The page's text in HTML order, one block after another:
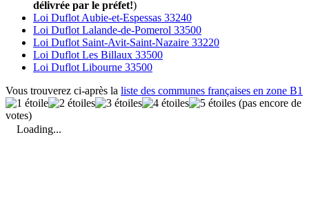
délivrée par le préfet!)
Loi Duflot Aubie-et-Espessas 33240
Loi Duflot Lalande-de-Pomerol 33500
Loi Duflot Saint-Avit-Saint-Nazaire 33220
Loi Duflot Les Billaux 33500
Loi Duflot Libourne 33500
Vous trouverez ci-après la liste des communes françaises en zone B1
(pas encore de
votes)
Loading...